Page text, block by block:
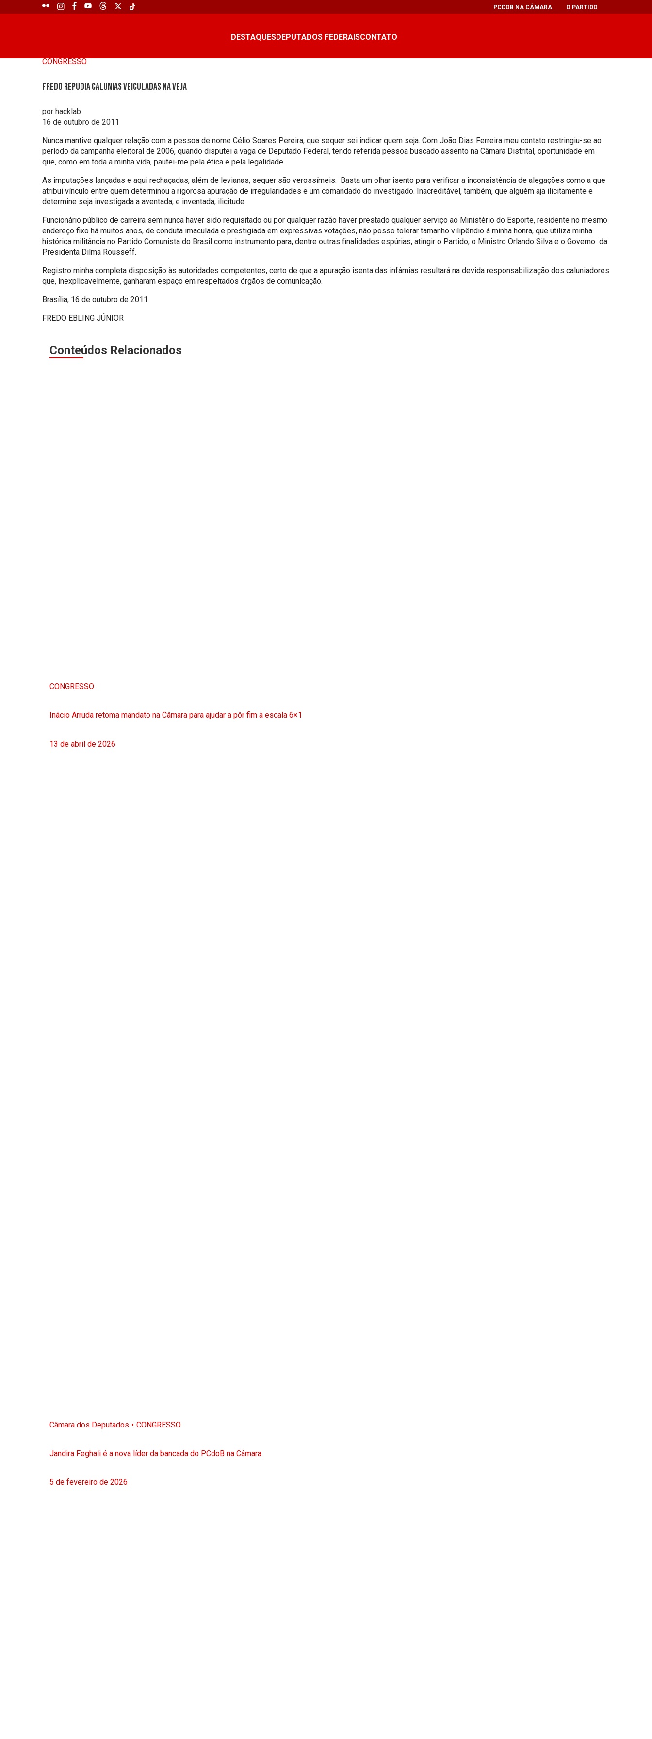
PCDOB NA CÂMARA O PARTIDO
DESTAQUESDEPUTADOS FEDERAISCONTATO
CONGRESSO
Fredo repudia calúnias veiculadas na Veja
por hacklab
16 de outubro de 2011
Nunca mantive qualquer relação com a pessoa de nome Célio Soares Pereira, que sequer sei indicar quem seja. Com João Dias Ferreira meu contato restringiu-se ao
período da campanha eleitoral de 2006, quando disputei a vaga de Deputado Federal, tendo referida pessoa buscado assento na Câmara Distrital, oportunidade em
que, como em toda a minha vida, pautei-me pela ética e pela legalidade.
As imputações lançadas e aqui rechaçadas, além de levianas, sequer são verossímeis. Basta um olhar isento para verificar a inconsistência de alegações como a que
atribui vínculo entre quem determinou a rigorosa apuração de irregularidades e um comandado do investigado. Inacreditável, também, que alguém aja ilicitamente e
determine seja investigada a aventada, e inventada, ilicitude.
Funcionário público de carreira sem nunca haver sido requisitado ou por qualquer razão haver prestado qualquer serviço ao Ministério do Esporte, residente no mesmo
endereço fixo há muitos anos, de conduta imaculada e prestigiada em expressivas votações, não posso tolerar tamanho vilipêndio à minha honra, que utiliza minha
histórica militância no Partido Comunista do Brasil como instrumento para, dentre outras finalidades espúrias, atingir o Partido, o Ministro Orlando Silva e o Governo da
Presidenta Dilma Rousseff.
Registro minha completa disposição às autoridades competentes, certo de que a apuração isenta das infâmias resultará na devida responsabilização dos caluniadores
que, inexplicavelmente, ganharam espaço em respeitados órgãos de comunicação.
Brasília, 16 de outubro de 2011
FREDO EBLING JÚNIOR
Conteúdos Relacionados
CONGRESSO
Inácio Arruda retoma mandato na Câmara para ajudar a pôr fim à escala 6×1
13 de abril de 2026
Câmara dos Deputados CONGRESSO
Jandira Feghali é a nova líder da bancada do PCdoB na Câmara
5 de fevereiro de 2026